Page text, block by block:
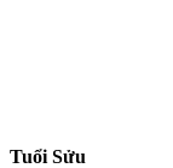
Tuổi Sửu